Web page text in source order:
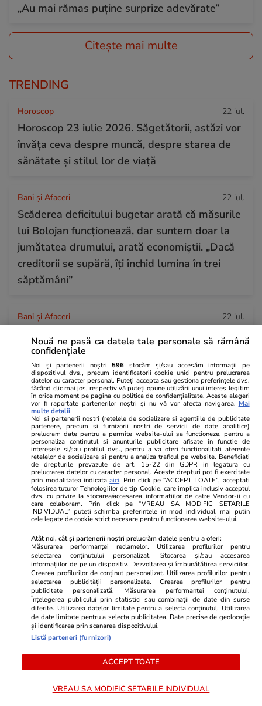
„Au mai rămas puține surprize adevărate”
Citește mai multe
TRENDING
Horoscop 22 iul.
Horoscop 23 iulie 2026. Săgetătorii, astăzi vor
învăța ceva despre muncă, despre starea de
sănătate și stilul lor de viață
Bani și Afaceri 22 iul.
Scăderea deficitului bugetar arată că măsurile
lui Bolojan funcționează, dar suntem doar la
jumătatea drumului, arată economiștii. „Dacă
creditorii se supără, îți închid lumina în trei
săptămâni”
Bani și Afaceri 22 iul.
fiecare zi, în primele 6 luni ale anului 2026.
Topul celor mai afectate județe
Auto 21 iul.
Amendă de 350 de euro și 30 de zile fără
permis pentru șoferii care își lasă mașinile la
ralanti dacă staționează în tunelurile din
Grecia
Vacanțe și Cultură
O destinație de vacanță populară
printre români a fost măturată
furtuni violente. Turiștii au fost
filmați fugind și strigând după
„Medicii mi-
timpul cu
Germania
Mărturisirile
Nouă ne pasă ca datele tale personale să rămână
confidențiale
Noi și partenerii noștri 596 stocăm și/sau accesăm informații pe
dispozitivul dvs., precum identificatorii cookie unici pentru prelucrarea
datelor cu caracter personal. Puteți accepta sau gestiona preferințele dvs.
făcând clic mai jos, respectiv vă puteți opune utilizării unui interes legitim
în orice moment pe pagina cu politica de confidențialitate. Aceste alegeri
vor fi raportate partenerilor noștri și nu vă vor afecta navigarea. Mai
multe detalii
Noi si partenerii nostri (retelele de socializare si agentiile de publicitate
partenere, precum si furnizorii nostri de servicii de date analitice)
prelucram date pentru a permite website-ului sa functioneze, pentru a
personaliza continutul si anunturile publicitare afisate in functie de
interesele si/sau profilul dvs., pentru a va oferi functionalitati aferente
retelelor de socializare si pentru a analiza traficul pe website. Beneficiati
de drepturile prevazute de art. 15-22 din GDPR in legatura cu
prelucrarea datelor cu caracter personal. Aceste drepturi pot fi exercitate
prin modalitatea indicataaici. Prin click pe “ACCEPT TOATE”, acceptati
folosirea tuturor Tehnologiilor de tip Cookie, care implica inclusiv acceptul
dvs. cu privire la stocarea/accesarea informatiilor de catre Vendor-ii cu
care colaboram. Prin click pe “VREAU SA MODIFIC SETARILE
INDIVIDUAL” puteti schimba preferintele in mod individual, mai putin
cele legate de cookie strict necesare pentru functionarea website-ului.
Atât noi, cât și partenerii noștri prelucrăm datele pentru a oferi:
Măsurarea performanței reclamelor. Utilizarea profilurilor pentru
selectarea conținutului personalizat. Stocarea și/sau accesarea
informațiilor de pe un dispozitiv. Dezvoltarea și îmbunătățirea serviciilor.
Crearea profilurilor de conținut personalizat. Utilizarea profilurilor pentru
selectarea publicității personalizate. Crearea profilurilor pentru
publicitate personalizată. Măsurarea performanței conținutului.
Înțelegerea publicului prin statistici sau combinații de date din surse
diferite. Utilizarea datelor limitate pentru a selecta conținutul. Utilizarea
de date limitate pentru a selecta publicitatea. Date precise de geolocație
și identificarea prin scanarea dispozitivului.
Listă parteneri (furnizori)
ACCEPT TOATE
VREAU SA MODIFIC SETARILE INDIVIDUAL